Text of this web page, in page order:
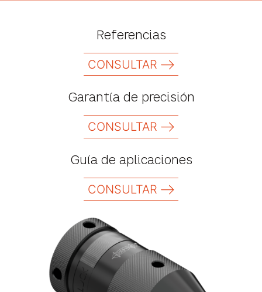
Referencias
CONSULTAR
Garantía de precisión
CONSULTAR
Guía de aplicaciones
CONSULTAR